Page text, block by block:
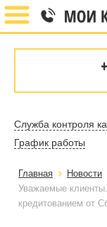
Служба контроля
График работы
Главная
Новости
Уважаемые
кредитованием от